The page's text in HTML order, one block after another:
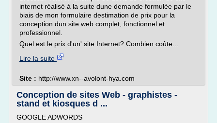
internet réalisé à la suite dune demande formulée par le
biais de mon formulaire destimation de prix pour la
conception dun site web complet, fonctionnel et
professionnel.
Quel est le prix d'un' site Internet? Combien coûte...
Lire la suite
Site : http://www.xn--avolont-hya.com
Conception de sites Web - graphistes -
stand et kiosques d ...
GOOGLE ADWORDS